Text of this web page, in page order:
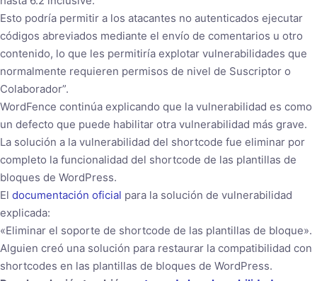
Esto podría permitir a los atacantes no autenticados ejecutar
códigos abreviados mediante el envío de comentarios u otro
contenido, lo que les permitiría explotar vulnerabilidades que
normalmente requieren permisos de nivel de Suscriptor o
Colaborador”.
WordFence continúa explicando que la vulnerabilidad es como
un defecto que puede habilitar otra vulnerabilidad más grave.
La solución a la vulnerabilidad del shortcode fue eliminar por
completo la funcionalidad del shortcode de las plantillas de
bloques de WordPress.
El documentación oficial para la solución de vulnerabilidad
explicada:
«Eliminar el soporte de shortcode de las plantillas de bloque».
Alguien creó una solución para restaurar la compatibilidad con
shortcodes en las plantillas de bloques de WordPress.